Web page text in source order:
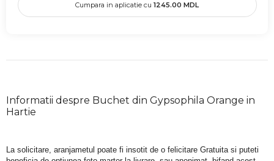
Cumpara in aplicatie cu 1245.00 MDL
Informatii despre Buchet din Gypsophila Orange in
Hartie
La solicitare, aranjametul poate fi insotit de o felicitare Gratuita si puteti